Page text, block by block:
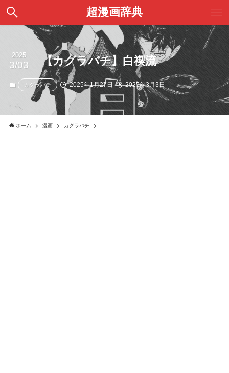
超漫画辞典
【カグラバチ】白禊流
2025
3/03
カグラバチ 2025年1月27日 2025年3月3日
ホーム 漫画 カグラバチ